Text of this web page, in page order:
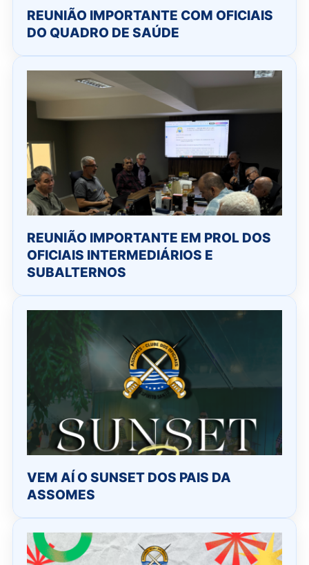
REUNIÃO IMPORTANTE COM OFICIAIS
DO QUADRO DE SAÚDE
REUNIÃO IMPORTANTE EM PROL DOS
OFICIAIS INTERMEDIÁRIOS E
SUBALTERNOS
VEM AÍ O SUNSET DOS PAIS DA
ASSOMES